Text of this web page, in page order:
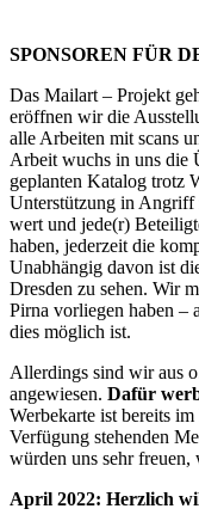
SPONSOREN FÜR
Das Mailart – Projekt
eröffnen wir die
alle Arbeiten mit scans
Arbeit wuchs in uns die
geplanten Katalog trotz
Unterstützung in Angriff
wert und jede(r)
haben, jederzeit die
Unabhängig davon ist
Dresden zu sehen. Wir
Pirna vorliegen haben –
dies möglich ist.
Allerdings sind wir aus
angewiesen. Dafür
Werbekarte ist bereits
Verfügung stehenden
würden uns sehr freuen,
April 2022: Herzlich